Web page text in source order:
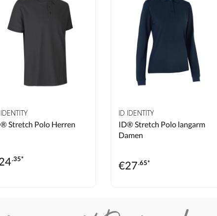
Stretch Polo Herren
.35*
ID IDENTITY
ID® Stretch Polo langarm
Damen
€27.65*